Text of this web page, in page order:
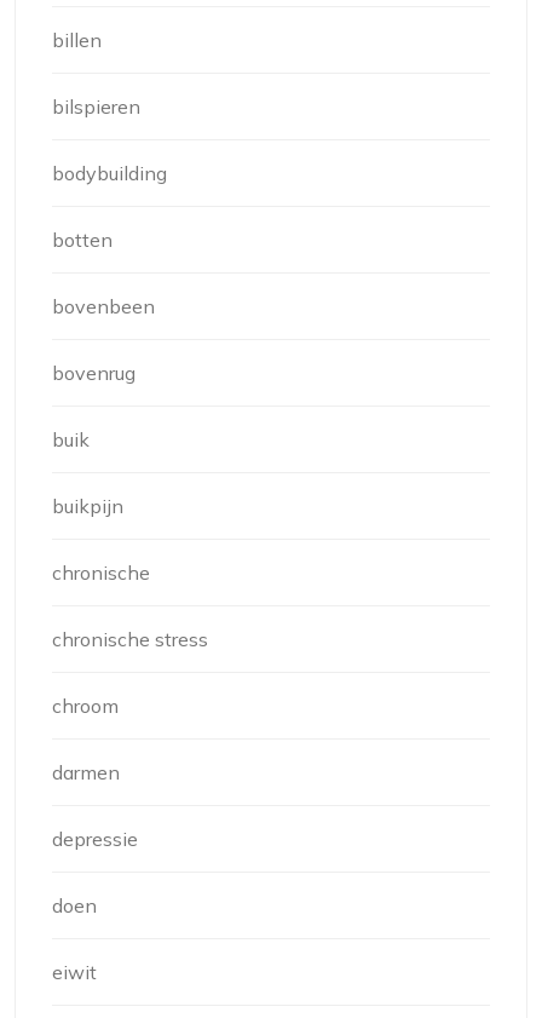
billen
bilspieren
bodybuilding
botten
bovenbeen
bovenrug
buik
buikpijn
chronische
chronische stress
chroom
darmen
depressie
doen
eiwit